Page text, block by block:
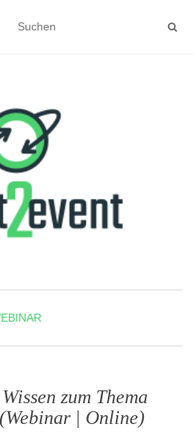
zum Thema
| Online)